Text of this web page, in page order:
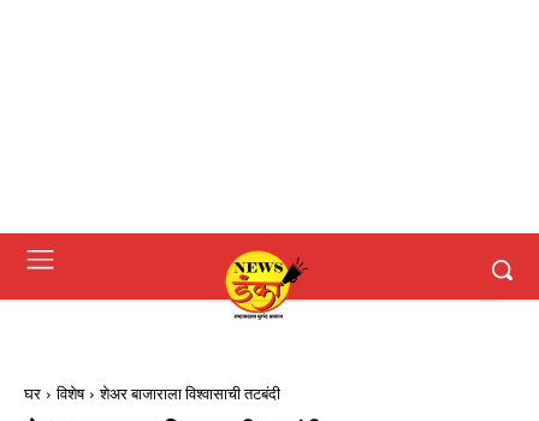
घर विशेष शेअर बाजाराला विश्वासाची तटबंदी